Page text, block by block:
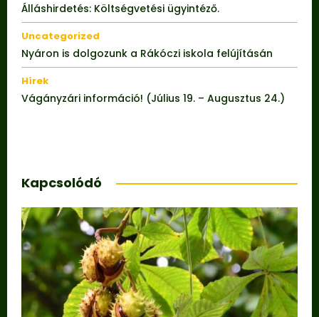
Álláshirdetés: Költségvetési ügyintéző.
Uncategorized
Nyáron is dolgozunk a Rákóczi iskola felújításán
Hírek
Vágányzári információ! (Július 19. – Augusztus 24.)
Kapcsolódó